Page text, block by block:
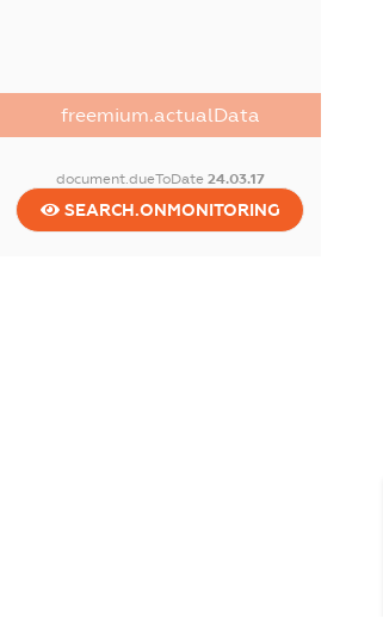
freemium.actualData
document.dueToDate 24.03.17
SEARCH.ONMONITORING